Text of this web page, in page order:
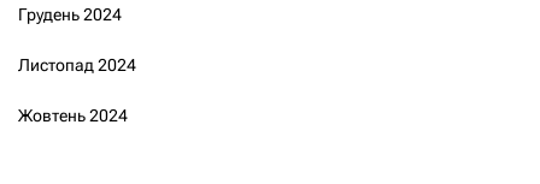
Грудень 2024
Листопад 2024
Жовтень 2024